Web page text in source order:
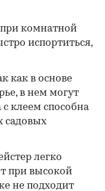
при комнатной
испортиться,
как в основе
в нем могут
с клеем способна
садовых
легко
при высокой
не подходит